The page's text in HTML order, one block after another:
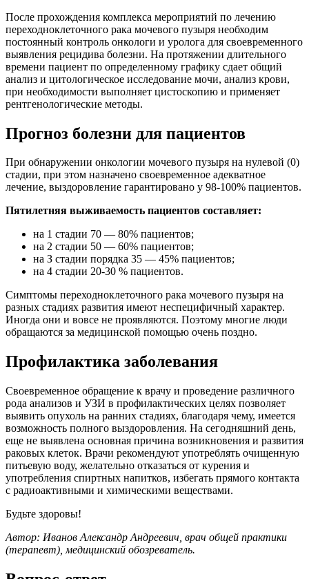
После прохождения комплекса мероприятий по лечению
переходноклеточного рака мочевого пузыря необходим
постоянный контроль онкологи и уролога для своевременного
выявления рецидива болезни. На протяжении длительного
времени пациент по определенному графику сдает общий
анализ и цитологическое исследование мочи, анализ крови,
при необходимости выполняет цистоскопию и применяет
рентгенологические методы.
Прогноз болезни для пациентов
При обнаружении онкологии мочевого пузыря на нулевой (0)
стадии, при этом назначено своевременное адекватное
лечение, выздоровление гарантировано у 98-100% пациентов.
Пятилетняя выживаемость пациентов составляет:
на 1 стадии 70 — 80% пациентов;
на 2 стадии 50 — 60% пациентов;
на З стадии порядка 35 — 45% пациентов;
на 4 стадии 20-30 % пациентов.
Симптомы переходноклеточного рака мочевого пузыря на
разных стадиях развития имеют неспецифичный характер.
Иногда они и вовсе не проявляются. Поэтому многие люди
обращаются за медицинской помощью очень поздно.
Профилактика заболевания
Своевременное обращение к врачу и проведение различного
рода анализов и УЗИ в профилактических целях позволяет
выявить опухоль на ранних стадиях, благодаря чему, имеется
возможность полного выздоровления. На сегодняшний день,
еще не выявлена основная причина возникновения и развития
раковых клеток. Врачи рекомендуют употреблять очищенную
питьевую воду, желательно отказаться от курения и
употребления спиртных напитков, избегать прямого контакта
с радиоактивными и химическими веществами.
Будьте здоровы!
Автор: Иванов Александр Андреевич, врач общей практики
(терапевт), медицинский обозреватель.